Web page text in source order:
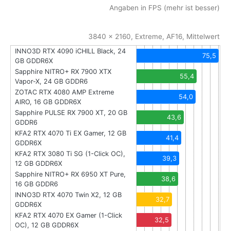
Angaben in FPS (mehr ist besser)
3840 x 2160, Extreme, AF16, Mittelwert
INNO3D RTX 4090 iCHILL Black, 24
GB GDDR6X
75,5
Sapphire NITRO+ RX 7900 XTX
Vapor-X, 24 GB GDDR6
55,4
ZOTAC RTX 4080 AMP Extreme
AIRO, 16 GB GDDR6X
54,0
Sapphire PULSE RX 7900 XT, 20 GB
GDDR6
43,6
KFA2 RTX 4070 Ti EX Gamer, 12 GB
GDDR6X
41,4
KFA2 RTX 3080 Ti SG (1-Click OC),
12 GB GDDR6X
39,3
Sapphire NITRO+ RX 6950 XT Pure,
16 GB GDDR6
38,6
INNO3D RTX 4070 Twin X2, 12 GB
GDDR6X
32,7
KFA2 RTX 4070 EX Gamer (1-Click
OC), 12 GB GDDR6X
32,5